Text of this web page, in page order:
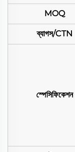
MOQ
ব্যাগস/CTN
স্পেসিফিকেশন